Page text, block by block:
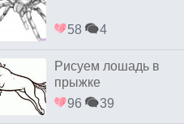
58 4
Рисуем лошадь в
прыжке
96
39